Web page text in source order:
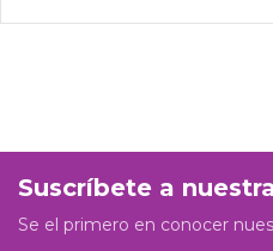
Suscríbete a
Se el primero en conocer